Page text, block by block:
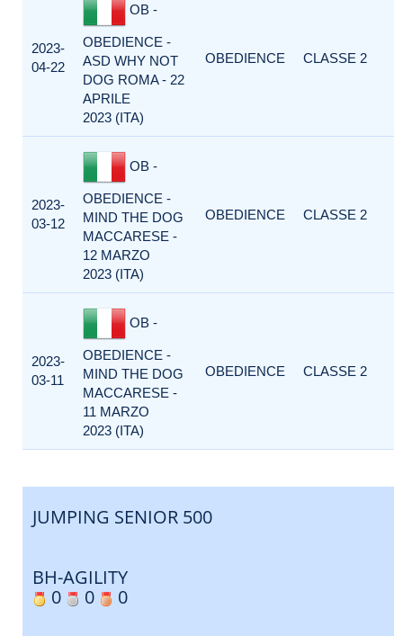
2023-
04-22
OB -
OBEDIENCE -
ASD WHY NOT
DOG ROMA - 22
APRILE
2023 (ITA)
OBEDIENCE CLASSE 2
2023-
03-12
OB -
OBEDIENCE -
MIND THE DOG
MACCARESE -
12 MARZO
2023 (ITA)
OBEDIENCE CLASSE 2
2023-
03-11
OB -
OBEDIENCE -
MIND THE DOG
MACCARESE -
11 MARZO
2023 (ITA)
OBEDIENCE CLASSE 2
JUMPING SENIOR 500
BH-AGILITY
0
0 0